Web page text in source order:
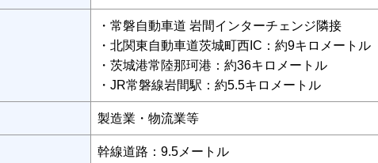
・常磐自動車道 岩間インターチェンジ隣接
・北関東自動車道茨城町西IC：約9キロメートル
・茨城港常陸那珂港：約36キロメートル
・JR常磐線岩間駅：約5.5キロメートル
製造業・物流業等
幹線道路：9.5メートル